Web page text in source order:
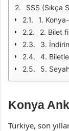
SSS (Sıkça
1. Konya-
2. Bilet
3.
4.
5.
Konya
Türkiye, son